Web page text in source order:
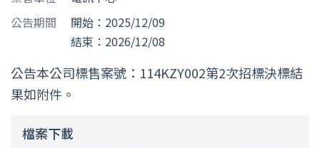
公告期間
開始：2025/12/09
結束：2026/12/08
公告本公司標售案號：114KZY002第2次招標決標結
果如附件。
檔案下載